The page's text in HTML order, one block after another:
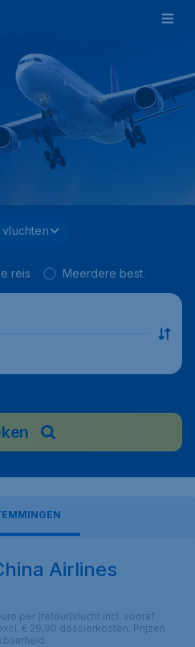
reis Meerdere best.
Airlines
per (retour)vlucht incl. vooraf
€ 29,90 dossierkosten. Prijzen